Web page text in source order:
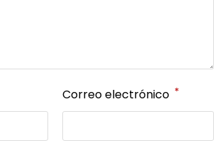
Correo electrónico *